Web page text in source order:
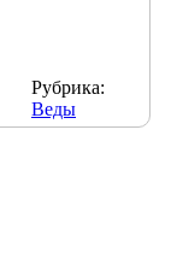
Рубрика:
Веды